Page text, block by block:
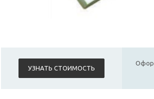
УЗНАТЬ СТОИМОСТЬ